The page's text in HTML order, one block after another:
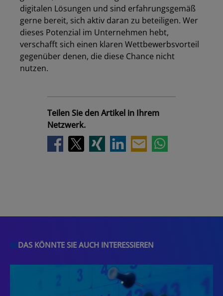
digitalen Lösungen und sind erfahrungsgemäß
gerne bereit, sich aktiv daran zu beteiligen. Wer
dieses Potenzial im Unternehmen hebt,
verschafft sich einen klaren Wettbewerbsvorteil
gegenüber denen, die diese Chance nicht
nutzen.
Teilen Sie den Artikel in Ihrem
Netzwerk.
DAS KÖNNTE SIE AUCH INTERESSIEREN